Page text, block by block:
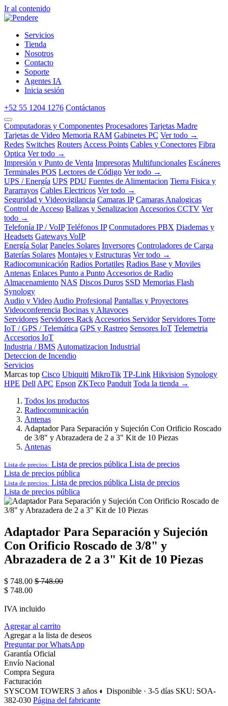
Ir al contenido
Servicios
Tienda
Nosotros
Contacto
Soporte
Agentes IA
Inicia sesión
+52 55 1204 1276 Contáctanos
Computadoras y Componentes Procesadores Tarjetas Madre
Tarjetas de Video Memoria RAM Gabinetes PC Ver todo →
Redes Switches Routers Access Points Cables y Conectores Fibra
Optica Ver todo →
Impresión y Punto de Venta Impresoras Multifuncionales Escáneres
Terminales POS Lectores de Código Ver todo →
UPS / Energía UPS PDU Fuentes de Alimentacion Tierra Fisica y
Pararrayos Cables Electricos Ver todo →
Seguridad y Videovigilancia Camaras IP Camaras Analogicas
Control de Acceso Balizas y Senalizacion Accesorios CCTV Ver
todo →
Telefonía IP / VoIP Teléfonos IP Conmutadores PBX Diademas y
Headsets Gateways VoIP
Energía Solar Paneles Solares Inversores Controladores de Carga
Baterías Solares Montajes y Estructuras Ver todo →
Radiocomunicación Radios Portatiles Radios Base y Moviles
Antenas Enlaces Punto a Punto Accesorios de Radio
Almacenamiento NAS Discos Duros SSD Memorias Flash
Synology
Audio y Video Audio Profesional Pantallas y Proyectores
Videoconferencia Bocinas y Altavoces
Servidores Servidores Rack Accesorios Servidor Servidores Torre
IoT / GPS / Telemática GPS y Rastreo Sensores IoT Telemetria
Accesorios IoT
Industria / BMS Automatizacion Industrial
Deteccion de Incendio
Servicios
Marcas top Cisco Ubiquiti MikroTik TP-Link Hikvision Synology
HPE Dell APC Epson ZKTeco Panduit Toda la tienda →
Todos los productos
Radiocomunicación
Antenas
Adaptador Para Separación y Sujeción Con Orificio Roscado
de 3/8" y Abrazadera de 2 a 3" Kit de 10 Piezas
Antenas
Lista de precios: Lista de precios pública Lista de precios
Lista de precios pública
Lista de precios: Lista de precios pública Lista de precios
Lista de precios pública
Adaptador Para Separación y Sujeción
Con Orificio Roscado de 3/8" y
Abrazadera de 2 a 3" Kit de 10 Piezas
$ 748.00 $748.00
$ 748.00
IVA incluido
Agregar al carrito
Agregar a la lista de deseos
Preguntar por WhatsApp
Garantía Oficial
Envío Nacional
Compra Segura
Facturación
SYSCOM TOWERS 3 años ◐ Disponible · 3-5 días SKU: SOA-
382-030 Página del fabricante